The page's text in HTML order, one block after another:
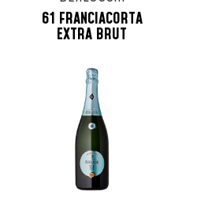
61 FRANCIACORTA
EXTRA BRUT